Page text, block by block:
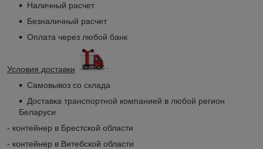
Наличный расчет
Безналичный расчет
Оплата через любой банк
Условия доставки
:
Самовывоз со склада
Доставка транспортной компанией в любой регион
Беларуси
- контейнер в Брестской области
- контейнер в Витебской области